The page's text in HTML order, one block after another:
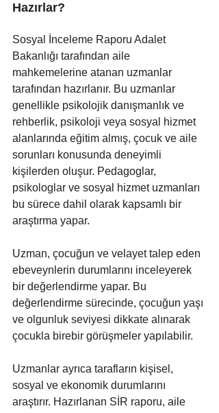
Hazırlar?
Sosyal İnceleme Raporu Adalet
Bakanlığı tarafından aile
mahkemelerine atanan uzmanlar
tarafından hazırlanır. Bu uzmanlar
genellikle psikolojik danışmanlık ve
rehberlik, psikoloji veya sosyal hizmet
alanlarında eğitim almış, çocuk ve aile
sorunları konusunda deneyimli
kişilerden oluşur. Pedagoglar,
psikologlar ve sosyal hizmet uzmanları
bu sürece dahil olarak kapsamlı bir
araştırma yapar.
Uzman, çocuğun ve velayet talep eden
ebeveynlerin durumlarını inceleyerek
bir değerlendirme yapar. Bu
değerlendirme sürecinde, çocuğun yaşı
ve olgunluk seviyesi dikkate alınarak
çocukla birebir görüşmeler yapılabilir.
Uzmanlar ayrıca tarafların kişisel,
sosyal ve ekonomik durumlarını
araştırır. Hazırlanan SİR raporu, aile